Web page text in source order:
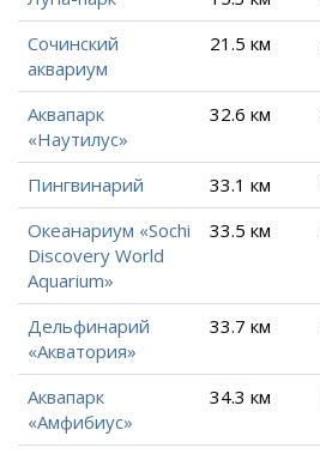
Сочинский
аквариум
21.5 км
Аквапарк
«Наутилус»
32.6 км
Пингвинарий 33.1 км
Океанариум «Sochi
Discovery World
Aquarium»
33.5 км
Дельфинарий
«Акватория»
33.7 км
Аквапарк
«Амфибиус»
34.3 км